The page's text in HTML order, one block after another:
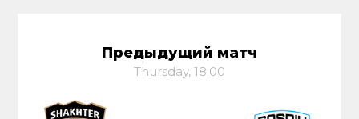
Предыдущий матч
Thursday, 18:00